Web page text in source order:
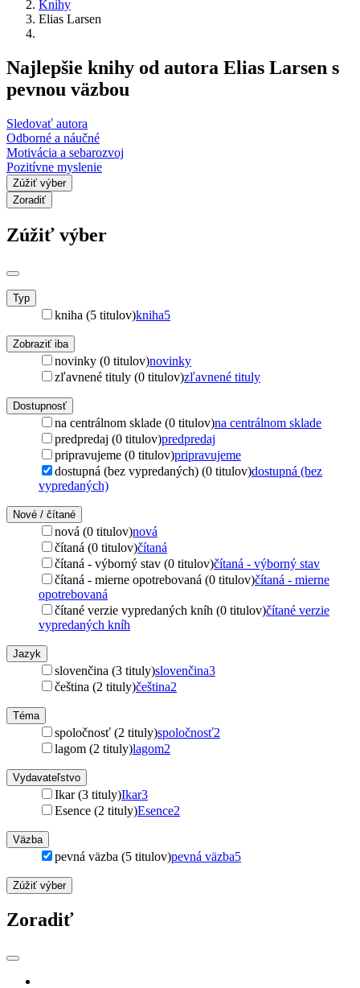
Knihy
Elias Larsen
Najlepšie knihy od autora Elias Larsen s
pevnou väzbou
Sledovať autora
Odborné a náučné
Motivácia a sebarozvoj
Pozitívne myslenie
Zúžiť výber
Zoradiť
Zúžiť výber
Typ
kniha (5 titulov)kniha5
Zobraziť iba
novinky (0 titulov)novinky
zľavnené tituly (0 titulov)zľavnené tituly
Dostupnosť
na centrálnom sklade (0 titulov)na centrálnom sklade
predpredaj (0 titulov)predpredaj
pripravujeme (0 titulov)pripravujeme
dostupná (bez vypredaných) (0 titulov)dostupná (bez
vypredaných)
Nové / čítané
nová (0 titulov)nová
čítaná (0 titulov)čítaná
čítaná - výborný stav (0 titulov)čítaná - výborný stav
čítaná - mierne opotrebovaná (0 titulov)čítaná - mierne
opotrebovaná
čítané verzie vypredaných kníh (0 titulov)čítané verzie
vypredaných kníh
Jazyk
slovenčina (3 tituly)slovenčina3
čeština (2 tituly)čeština2
Téma
spoločnosť (2 tituly)spoločnosť2
lagom (2 tituly)lagom2
Vydavateľstvo
Ikar (3 tituly)Ikar3
Esence (2 tituly)Esence2
Väzba
pevná väzba (5 titulov)pevná väzba5
Zúžiť výber
Zoradiť